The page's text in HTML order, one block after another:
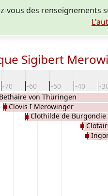
vous des renseignements
Sigibert
-70 -60 -50 -40 -
Bethaire von Thüringen
Clovis I Merowinger
Clothilde de Burgondie